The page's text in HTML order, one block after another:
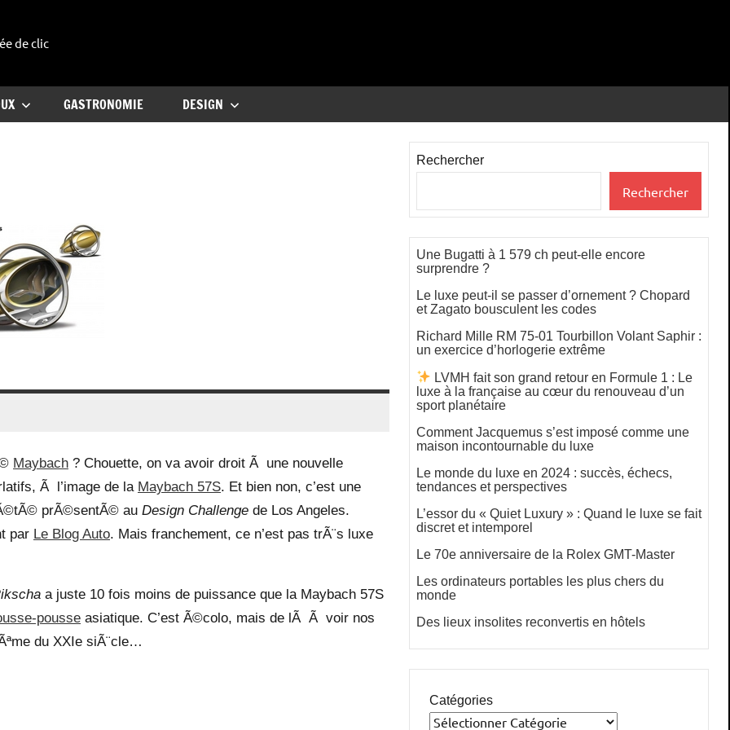
de clic
GASTRONOMIE DESIGN
Maybach ? Chouette, on va avoir droit Ã une nouvelle
Ã l’image de la Maybach 57S. Et bien non, c’est une
prÃ©sentÃ© au Design Challenge de Los Angeles.
par Le Blog Auto. Mais franchement, ce n’est pas trÃ¨s luxe
a juste 10 fois moins de puissance que la Maybach 57S
pousse asiatique. C’est Ã©colo, mais de lÃ Ã voir nos
du XXIe siÃ¨cle…
Rechercher
Rechercher
Une Bugatti à 1 579 ch peut-elle encore
surprendre ?
Le luxe peut-il se passer d’ornement ? Chopard
et Zagato bousculent les codes
Richard Mille RM 75-01 Tourbillon Volant Saphir :
un exercice d’horlogerie extrême
LVMH fait son grand retour en Formule 1 : Le
luxe à la française au cœur du renouveau d’un
sport planétaire
Comment Jacquemus s’est imposé comme une
maison incontournable du luxe
Le monde du luxe en 2024 : succès, échecs,
tendances et perspectives
L’essor du « Quiet Luxury » : Quand le luxe se fait
discret et intemporel
Le 70e anniversaire de la Rolex GMT-Master
Les ordinateurs portables les plus chers du
monde
Des lieux insolites reconvertis en hôtels
Catégories